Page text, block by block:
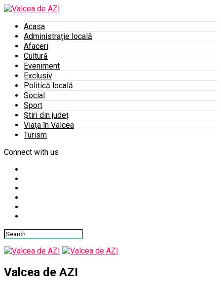
Acasa
Administrație locală
Afaceri
Cultură
Eveniment
Exclusiv
Politică locală
Social
Sport
Știri din județ
Viața în Valcea
Turism
Connect with us
Valcea de AZI